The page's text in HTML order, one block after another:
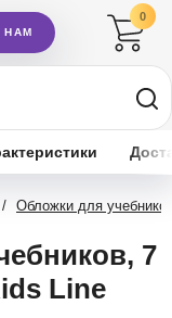
НАМ
0
/ Обложки для
7
Line